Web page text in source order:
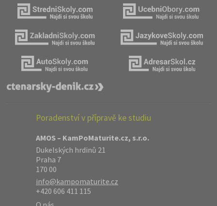
Poradenství v přípravě ke studiu
AMOS – KamPoMaturite.cz, s.r.o.
Dukelských hrdinů 21
Praha 7
170 00
info@kampomaturite.cz
+420 606 411 115